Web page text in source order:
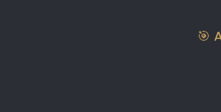
🎯